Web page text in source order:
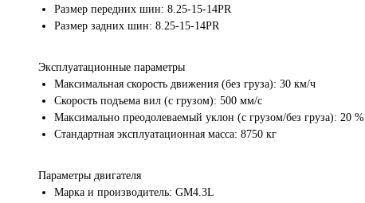
Размер передних шин: 8.25-15-14PR
Размер задних шин: 8.25-15-14PR
Эксплуатационные параметры
Максимальная скорость движения (без груза): 30 км/ч
Скорость подъема вил (с грузом): 500 мм/с
Максимально преодолеваемый уклон (с грузом/без груза): 20 %
Стандартная эксплуатационная масса: 8750 кг
Параметры двигателя
Марка и производитель: GM4.3L